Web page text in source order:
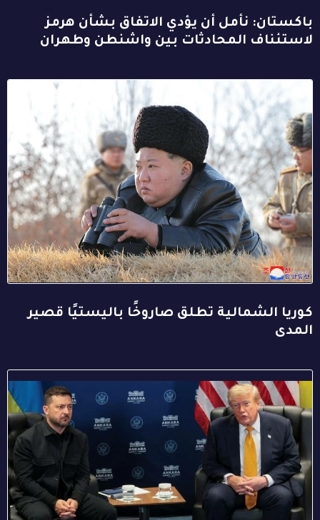
باكستان: نأمل أن يؤدي الاتفاق بشأن هرمز
لاستئناف المحادثات بين واشنطن وطهران
كوريا الشمالية تطلق صاروخًا باليستيًا قصير
المدى